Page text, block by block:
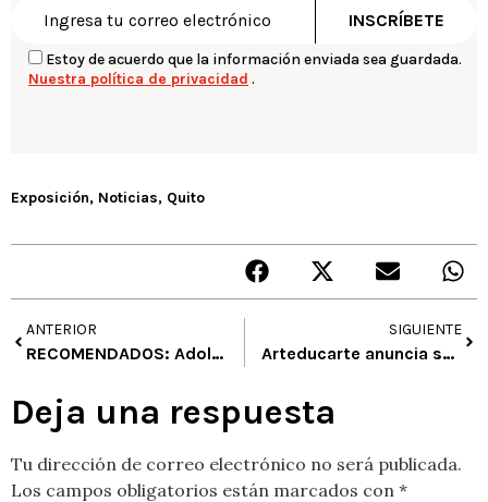
Estoy de acuerdo que la información enviada sea guardada.
Nuestra política de privacidad .
Exposición, Noticias, Quito
ANTERIOR
RECOMENDADOS: Adolf Murillo, Hipermédula, Bibliorecreo, Revista Innovamos, Qué es la Danza Contemporánea? What is contemporary dance?
SIGUIENTE
Arteducarte anuncia su exposición anual ¨ADENTRO AFUERA¨
Deja una respuesta
Tu dirección de correo electrónico no será publicada.
Los campos obligatorios están marcados con *